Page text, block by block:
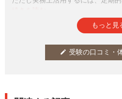
もっと見
edit 受験の口コミ・